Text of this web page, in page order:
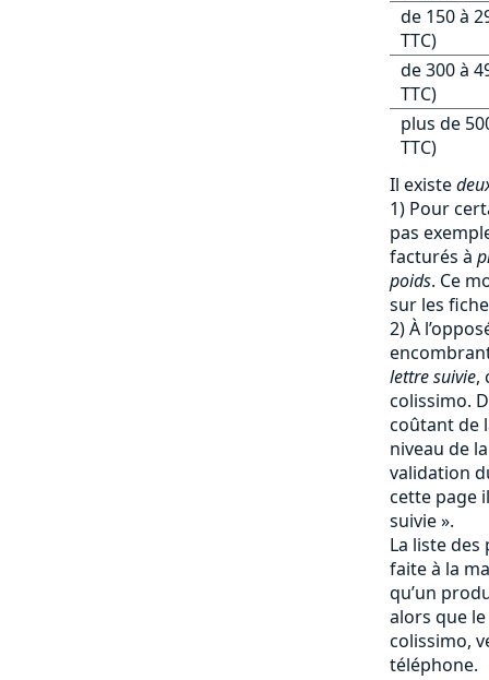
de 150 à
TTC)
de 300 à
TTC)
plus de
TTC)
Il existe
1) Pour
pas
facturés à
poids. Ce
sur les
2) À
lettre suivie,
colissimo.
coûtant de
niveau de
validation
cette page
suivie ».
La liste
faite à la
qu’un
alors que
colissimo,
téléphone.